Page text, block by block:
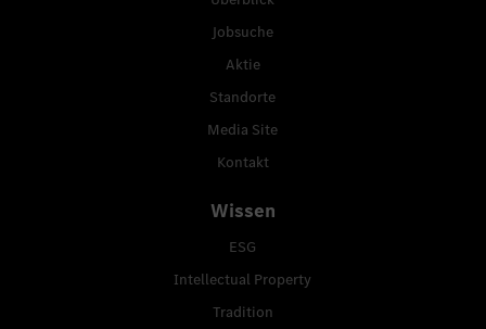
Jobsuche
Aktie
Standorte
Media Site
Kontakt
Wissen
ESG
Intellectual Property
Tradition